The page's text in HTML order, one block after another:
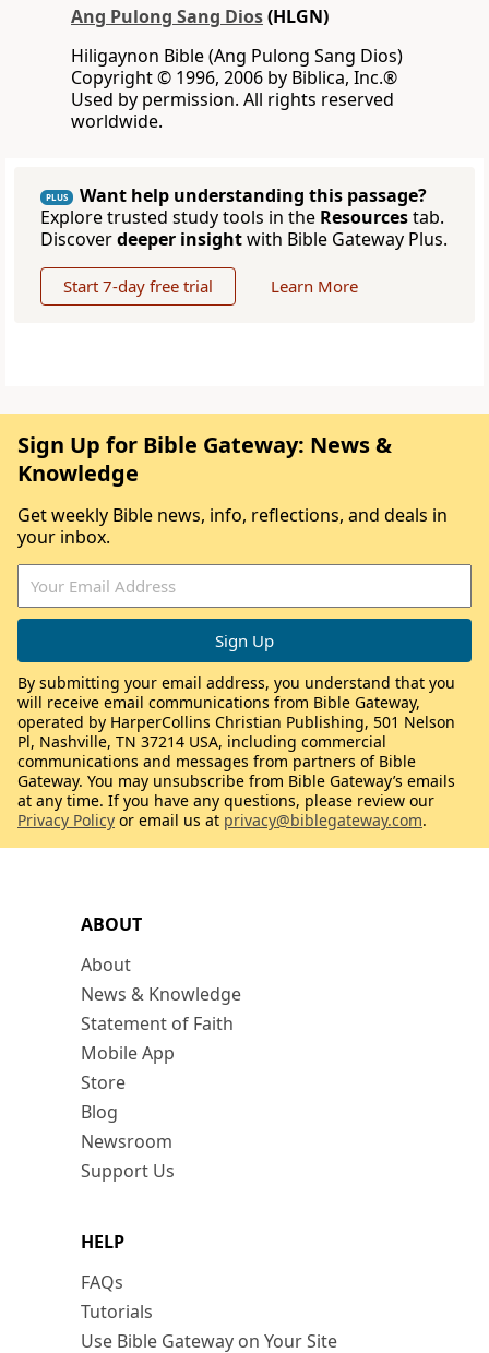
Ang Pulong Sang Dios(HLGN)
Hiligaynon Bible (Ang Pulong Sang Dios)
Copyright © 1996, 2006 by Biblica, Inc.®
Used by permission. All rights reserved
worldwide.
PLUS
Want help understanding this passage?
Explore trusted study tools in the Resourcestab.
Discoverdeeper insightwith Bible Gateway Plus.
Start 7-day free trial Learn More
ABOUT
About
News & Knowledge
Statement of Faith
Mobile App
Store
Blog
Newsroom
Support Us
HELP
FAQs
Tutorials
Use Bible Gateway on Your Site
Sign Up for Bible Gateway: News &
Knowledge
Get weekly Bible news, info, reflections, and deals in
your inbox.
By submitting your email address, you understand that you
will receive email communications from Bible Gateway,
operated by HarperCollins Christian Publishing, 501 Nelson
Pl, Nashville, TN 37214 USA, including commercial
communications and messages from partners of Bible
Gateway. You may unsubscribe from Bible Gateway’s emails
at any time. If you have any questions, please review our
Privacy Policy or email us at privacy@biblegateway.com.